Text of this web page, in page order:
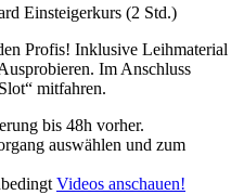
Einsteigerkurs (2 Std.)
Profis! Inklusive Leihmaterial
Im Anschluss
mitfahren.
bis 48h vorher.
auswählen und zum
Videos anschauen!